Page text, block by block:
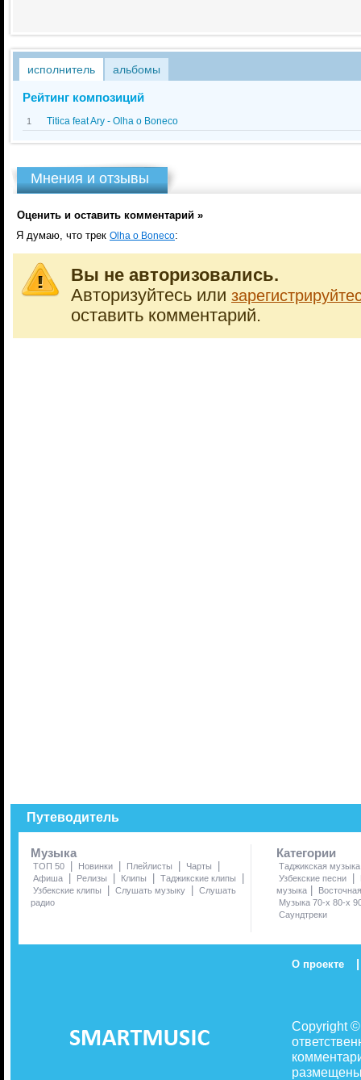
исполнитель альбомы
Рейтинг композиций
1 Titica feat Ary - Olha o Boneco
Мнения и отзывы
Оценить и оставить комментарий »
Я думаю, что трек Olha o Boneco:
Вы не авторизовались.
Авторизуйтесь или
оставить комментарий.
Путеводитель
Музыка
ТОП 50 | Новинки | Плейлисты | Чарты |
Афиша | Релизы | Клипы | Таджикские клипы |
Узбекские клипы | Слушать музыку | Слушать
радио
Категории
Таджикская музыка
Узбекские песни
|
музыка |
Музыка 70-х 80-х
Саундтреки
О проекте |
Copyright
размещены